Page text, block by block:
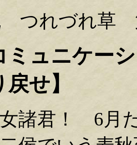
つれづれ草
ミュニケー
せ】
諸君！ 6月